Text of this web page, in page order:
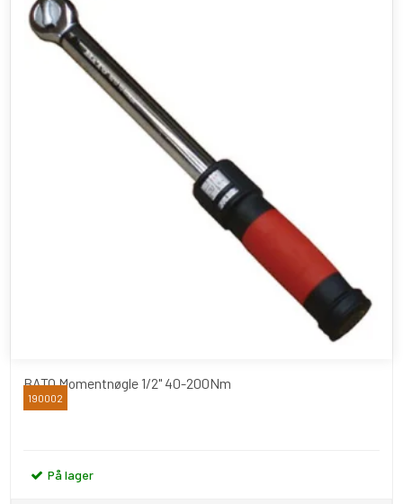
BATO Momentnøgle 1/2" 40-200Nm
BATO
190002
På lager